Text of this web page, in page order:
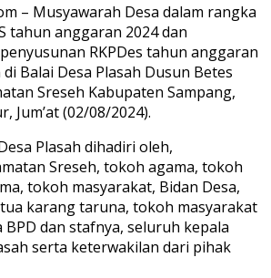
– Musyawarah Desa dalam rangka
tahun anggaran 2024 dan
RKPDes tahun anggaran
Balai Desa Plasah Dusun Betes
Sreseh Kabupaten Sampang,
Jum’at (02/08/2024).
Plasah dihadiri oleh,
Sreseh, tokoh agama, tokoh
tokoh masyarakat, Bidan Desa,
karang taruna, tokoh masyarakat
dan stafnya, seluruh kepala
serta keterwakilan dari pihak